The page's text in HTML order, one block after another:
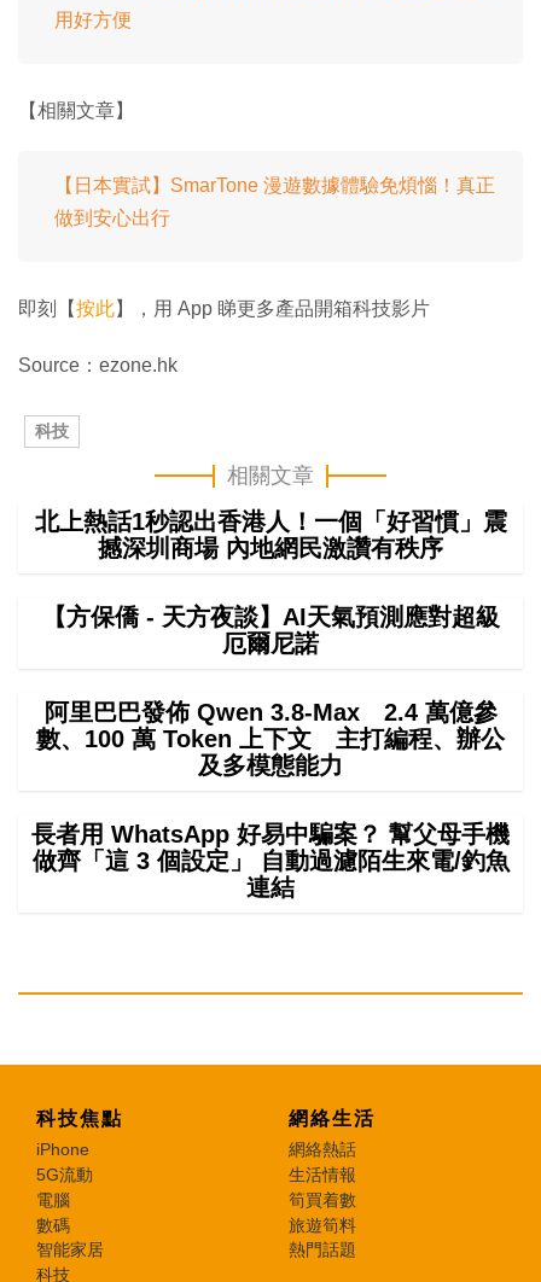
用好方便
【相關文章】
【日本實試】SmarTone 漫遊數據體驗免煩惱！真正
做到安心出行
即刻【按此】，用 App 睇更多產品開箱科技影片
Source：ezone.hk
科技
相關文章
北上熱話1秒認出香港人！一個「好習慣」震
撼深圳商場 內地網民激讚有秩序
【方保僑 - 天方夜談】AI天氣預測應對超級
厄爾尼諾
阿里巴巴發佈 Qwen 3.8-Max 2.4 萬億參
數、100 萬 Token 上下文 主打編程、辦公
及多模態能力
長者用 WhatsApp 好易中騙案？ 幫父母手機
做齊「這 3 個設定」 自動過濾陌生來電/釣魚
連結
科技焦點
iPhone
5G流動
電腦
數碼
智能家居
科技
網絡生活
網絡熱話
生活情報
筍買着數
旅遊筍料
熱門話題